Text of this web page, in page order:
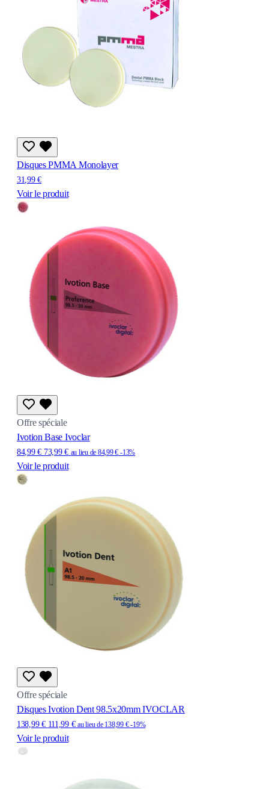
Disques PMMA Monolayer
31,99 €
Voir le produit
Offre spéciale
Ivotion Base Ivoclar
84,99 € 73,99 € au lieu de 84,99 € -13%
Voir le produit
Offre spéciale
Disques Ivotion Dent 98.5x20mm IVOCLAR
138,99 € 111,99 € au lieu de 138,99 €-19%
Voir le produit